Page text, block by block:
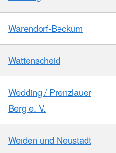
Warendorf-Beckum
Wattenscheid
Wedding / Prenzlauer
Berg e. V.
Weiden und Neustadt